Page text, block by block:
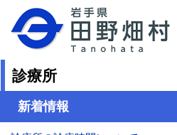
診療所
新着情報